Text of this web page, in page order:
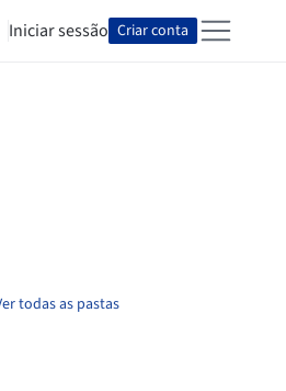
Iniciar sessão Criar conta
todas as pastas